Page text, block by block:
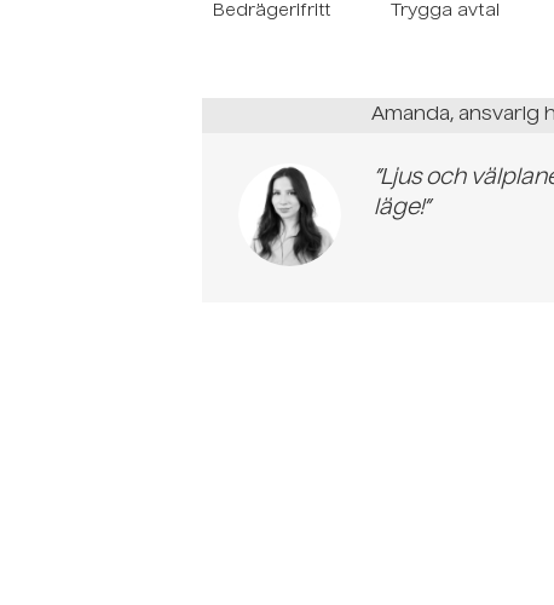
Bedrägerifritt Trygga avtal
Amanda, ansvarig
”Ljus och
läge!”